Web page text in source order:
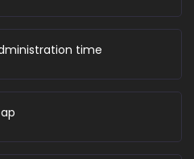
time